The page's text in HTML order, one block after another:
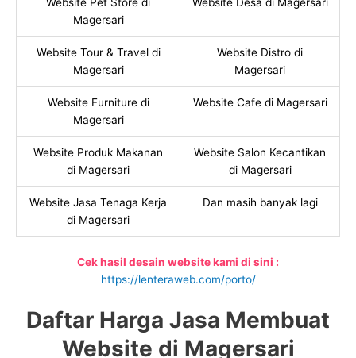
Magersari
Website Tour & Travel di
Magersari
Website Distro di
Magersari
Website Furniture di
Magersari
Website Cafe di Magersari
Website Produk Makanan
di Magersari
Website Salon Kecantikan
di Magersari
Website Jasa Tenaga Kerja
di Magersari
Dan masih banyak lagi
Cek hasil desain website kami di sini :
https://lenteraweb.com/porto/
Daftar Harga Jasa Membuat
Website di Magersari